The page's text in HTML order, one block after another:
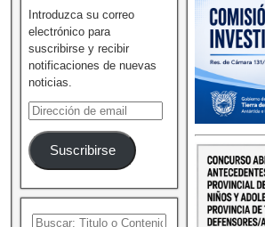
Introduzca su correo
electrónico para
suscribirse y recibir
notificaciones de nuevas
noticias.
Suscribirse